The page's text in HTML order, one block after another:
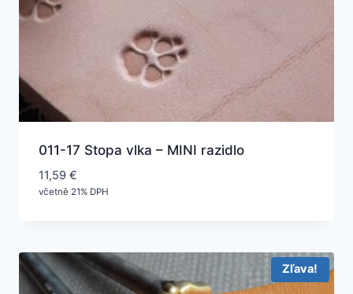
011-17 Stopa vlka – MINI razidlo
11,59 €
včetně 21% DPH
Zľava!